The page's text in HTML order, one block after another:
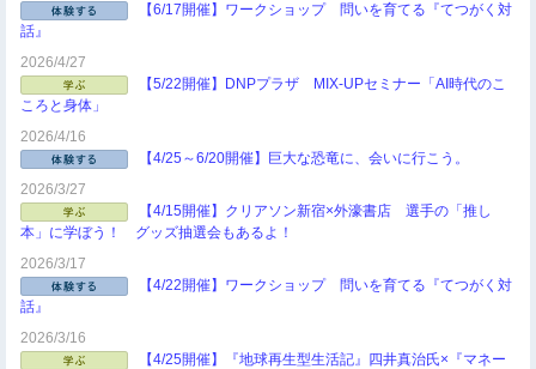
【6/17開催】ワークショップ 問いを育てる『てつがく対
話』
2026/4/27
【5/22開催】DNPプラザ MIX-UPセミナー「AI時代のこ
ころと身体」
2026/4/16
【4/25～6/20開催】巨大な恐竜に、会いに行こう。
2026/3/27
【4/15開催】クリアソン新宿×外濠書店 選手の「推し
本」に学ぼう！ グッズ抽選会もあるよ！
2026/3/17
【4/22開催】ワークショップ 問いを育てる『てつがく対
話』
2026/3/16
【4/25開催】『地球再生型生活記』四井真治氏×『マネー